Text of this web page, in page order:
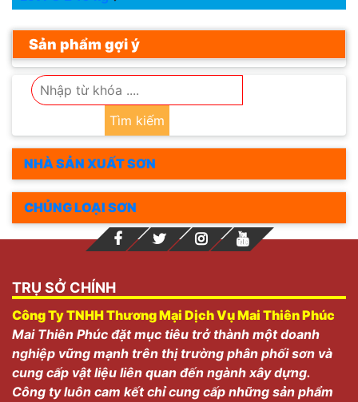
Sản phẩm gợi ý
Tìm kiếm
NHÀ SẢN XUẤT SƠN
CHỦNG LOẠI SƠN
TRỤ SỞ CHÍNH
Công Ty TNHH Thương Mại Dịch Vụ Mai Thiên Phúc
Mai Thiên Phúc đặt mục tiêu trở thành một doanh
nghiệp vững mạnh trên thị trường phân phối sơn và
cung cấp vật liệu liên quan đến ngành xây dựng.
Công ty luôn cam kết chỉ cung cấp những sản phẩm